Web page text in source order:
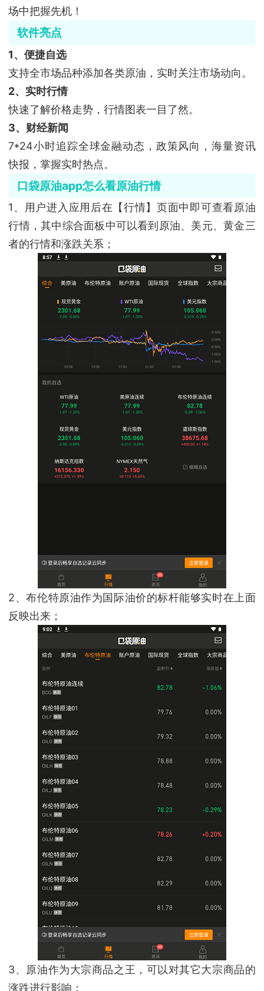
场中把握先机！
软件亮点
1、便捷自选
支持全市场品种添加各类原油，实时关注市场动向。
2、实时行情
快速了解价格走势，行情图表一目了然。
3、财经新闻
7*24小时追踪全球金融动态，政策风向，海量资讯
快报，掌握实时热点。
口袋原油app怎么看原油行情
1、用户进入应用后在【行情】页面中即可查看原油
行情，其中综合面板中可以看到原油、美元、黄金三
者的行情和涨跌关系；
2、布伦特原油作为国际油价的标杆能够实时在上面
反映出来；
3、原油作为大宗商品之王，可以对其它大宗商品的
涨跌进行影响；